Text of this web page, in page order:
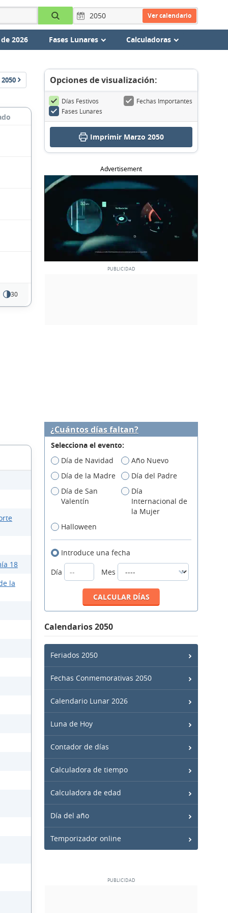
Ver calendario
2026 Fases Lunares Calculadoras
2050
30
Opciones de visualización:
Días Festivos
Fechas Importantes
Fases Lunares
Imprimir Marzo 2050
Advertisement
18
la
¿Cuántos días faltan?
Selecciona el evento:
Día de Navidad
Año Nuevo
Día de la Madre
Día del Padre
Día de San
Valentín
Día
Internacional de
la Mujer
Halloween
Introduce una fecha
Día
Mes
Calendarios 2050
Feriados 2050
Fechas Conmemorativas 2050
Calendario Lunar 2026
Luna de Hoy
Contador de días
Calculadora de tiempo
Calculadora de edad
Día del año
Temporizador online